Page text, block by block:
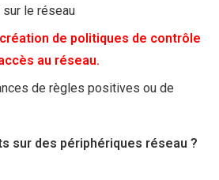
le réseau
de politiques de contrôle
au réseau.
de règles positives ou de
sur des périphériques réseau ?